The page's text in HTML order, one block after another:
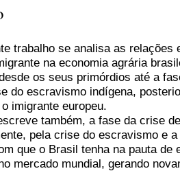
trabalho se analisa as relações
na economia agrária
os seus primórdios até a
do escravismo indígena,
imigrante europeu.
também, a fase da crise
pela crise do escravismo e
que o Brasil tenha na pauta de
mercado mundial, gerando